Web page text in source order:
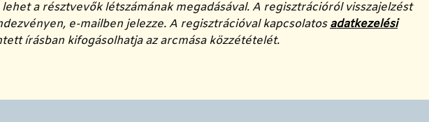
a résztvevők létszámának megadásával. A regisztrációról visszajelzést
e-mailben jelezze. A regisztrációval kapcsolatosadatkezelési
írásban kifogásolhatja az arcmása közzétételét.